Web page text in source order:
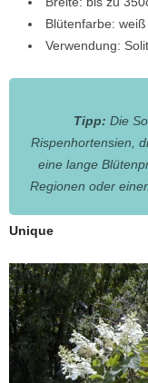
Blütenfarbe: weiß
Verwendung:
Tipp: Die
Rispenhortensien,
eine lange
Regionen oder
Unique